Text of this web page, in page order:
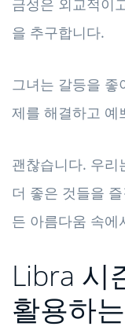
금성은 외교적이
을 추구합니다.
그녀는 갈등을 좋
제를 해결하고 예
괜찮습니다. 우리
더 좋은 것들을
든 아름다움 속에
Libra 시
활용하